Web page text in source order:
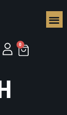
0